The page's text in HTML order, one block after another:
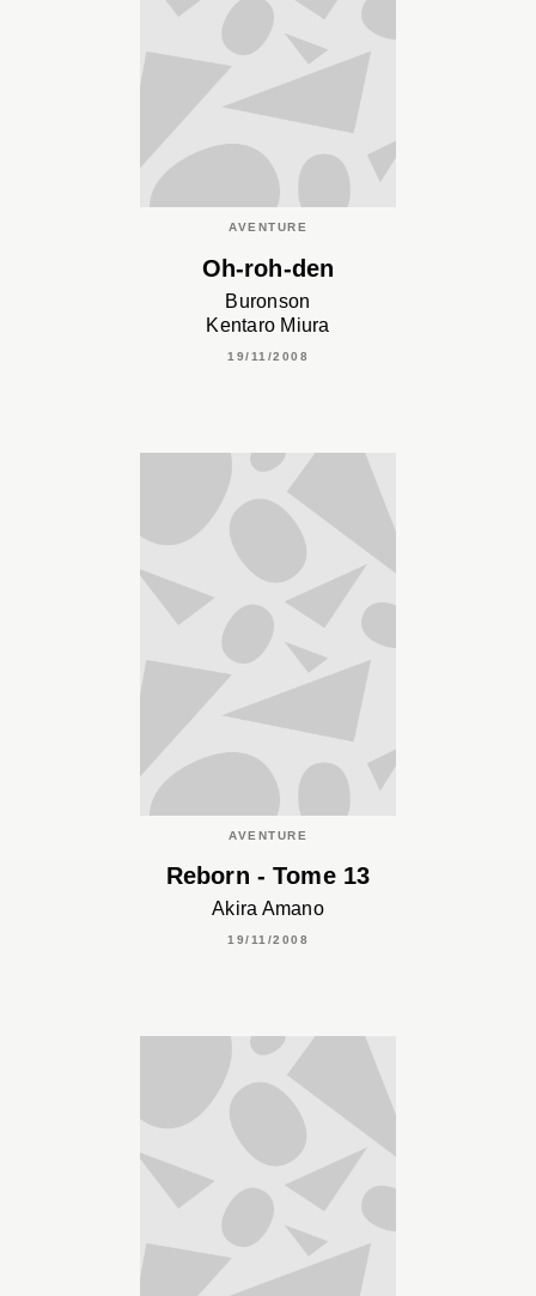
AVENTURE
Oh-roh-den
Buronson
Kentaro Miura
19/11/2008
AVENTURE
Reborn - Tome 13
Akira Amano
19/11/2008